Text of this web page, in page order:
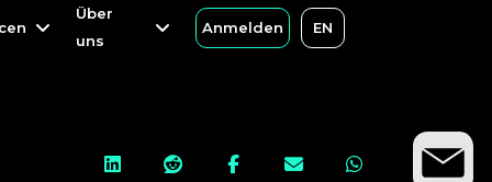
Über
uns
Anmelden EN
Über
uns
Anmelden EN
    